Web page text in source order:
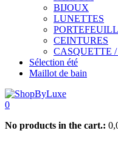
BIJOUX
LUNETTES
CEINTURES
CASQUETTE
Sélection été
Maillot de bain
0
No products in the cart.: